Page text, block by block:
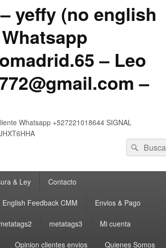
yeffy (no english
– Leo
–
Whatsapp +527221018644 SIGNAL
Buscar
por:
Buscar
& Ley Contacto
English Feedback CMM Envios & Pago
metatags3 Mi cuenta
Opinion clientes envios Quienes Somos